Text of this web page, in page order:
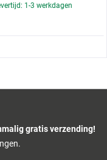
1-3 werkdagen
gratis verzending!